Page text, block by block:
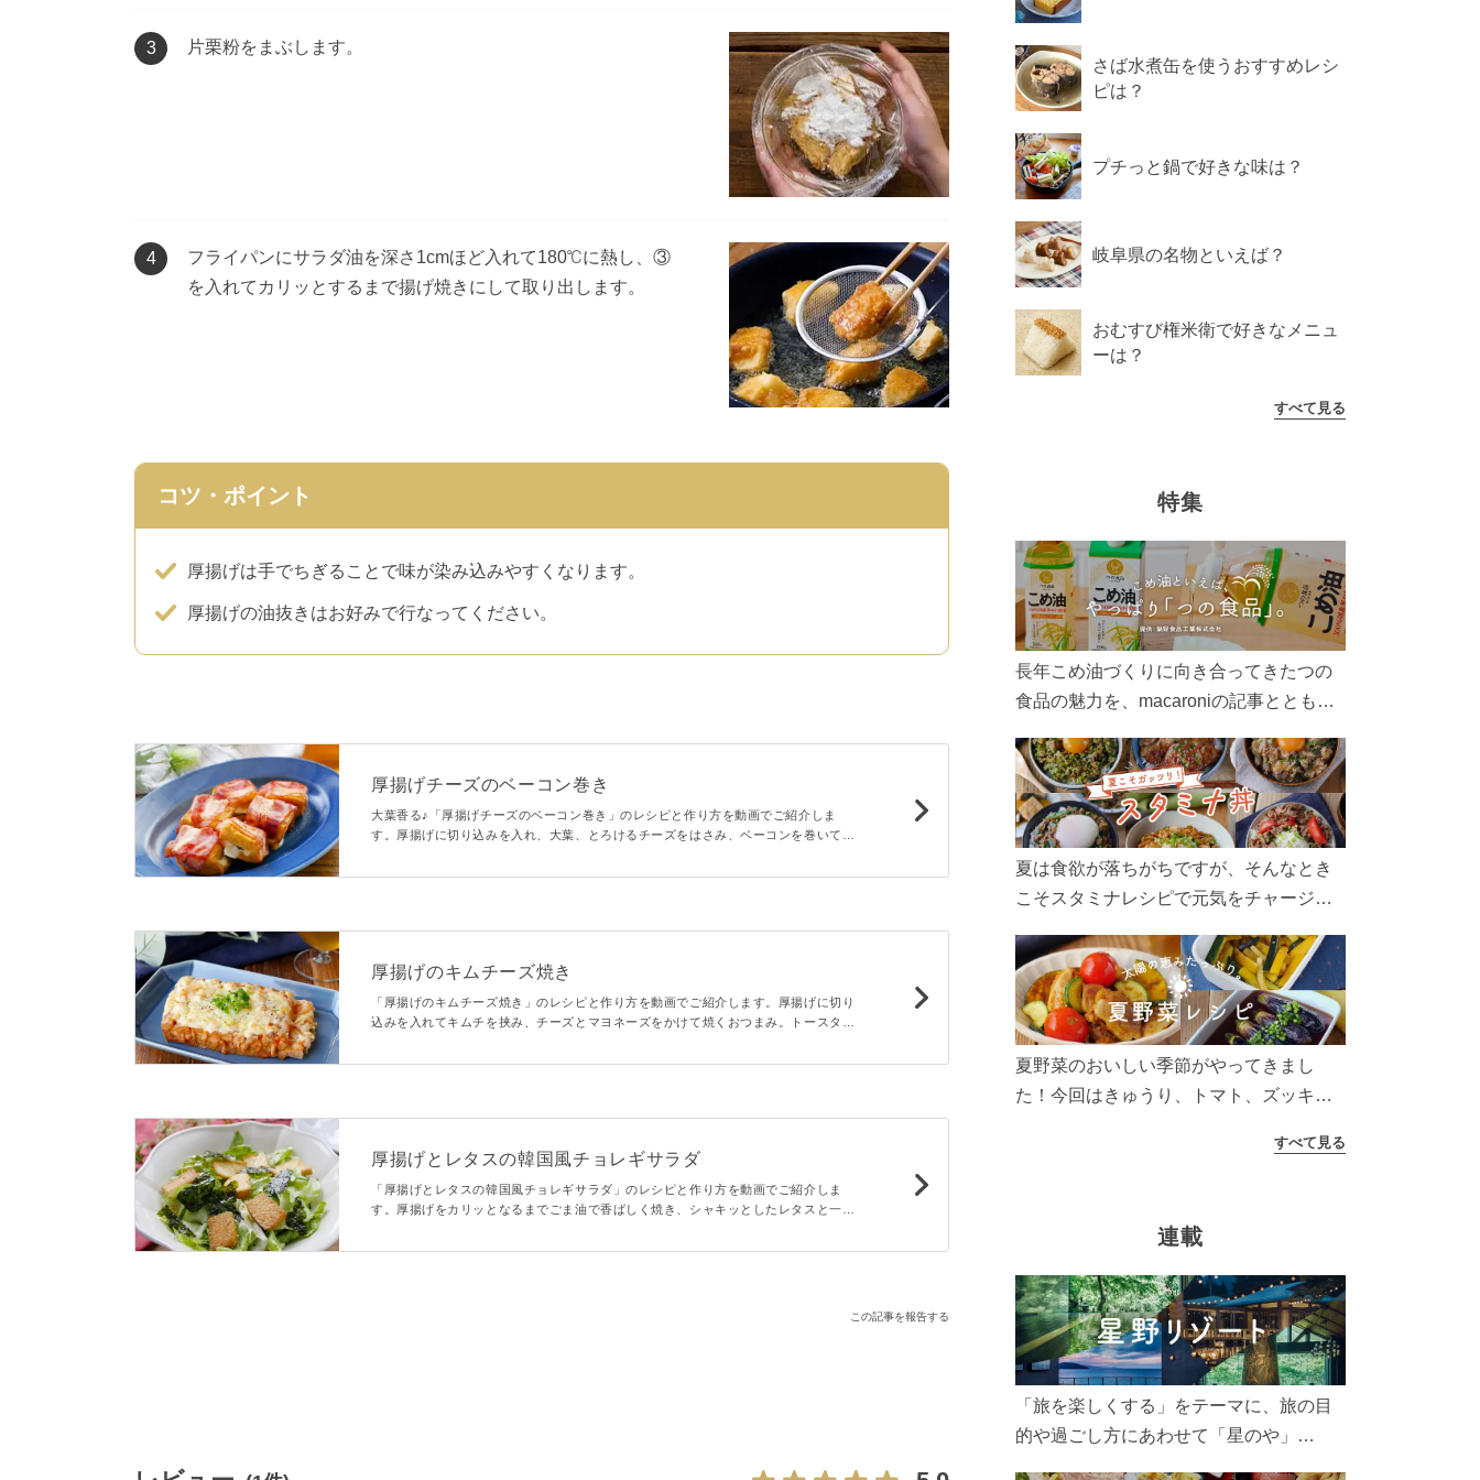
3 片栗粉をまぶします。
4
フライパンにサラダ油を深さ1cmほど入れて180℃に熱し、③
を入れてカリッとするまで揚げ焼きにして取り出します。
コツ・ポイント
厚揚げは手でちぎることで味が染み込みやすくなります。
厚揚げの油抜きはお好みで行なってください。
厚揚げチーズのベーコン巻き
大葉香る♪「厚揚げチーズのベーコン巻き」のレシピと作り方を動画でご紹介しま
す。厚揚げに切り込みを入れ、大葉、とろけるチーズをはさみ、ベーコンを巻いて焼
におすすめです。
厚揚げのキムチーズ焼き
「厚揚げのキムチーズ焼き」のレシピと作り方を動画でご紹介します。厚揚げに切り
込みを入れてキムチを挟み、チーズとマヨネーズをかけて焼くおつまみ。トースター
いね。
厚揚げとレタスの韓国風チョレギサラダ
「厚揚げとレタスの韓国風チョレギサラダ」のレシピと作り方を動画でご紹介しま
す。厚揚げをカリッとなるまでごま油で香ばしく焼き、シャキッとしたレタスと一緒
するサラダです。
この記事を報告する
さば水煮缶を使うおすすめレシ
ピは？
プチっと鍋で好きな味は？
岐阜県の名物といえば？
おむすび権米衛で好きなメニュ
ーは？
すべて見る
特集
長年こめ油づくりに向き合ってきたつの
食品の魅力を、macaroniの記事とともに
ん、製造現場や品質へのこだわりまで。
こめ油をもっと好きになるコンテンツを
ぜひお楽しみください。
夏は食欲が落ちがちですが、そんなとき
こそスタミナレシピで元気をチャージ！
リ食べて、夏バテを吹き飛ばしましょ
う！
夏野菜のおいしい季節がやってきまし
た！今回はきゅうり、トマト、ズッキー
太陽の光をたっぷりあびた夏野菜は栄養
すべて見る
連載
「旅を楽しくする」をテーマに、旅の目
的や過ごし方にあわせて「星のや」